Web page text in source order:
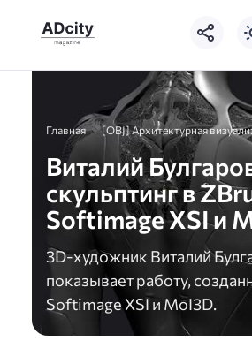
Главная [OBJ] Архитектурная
Виталий
скульптинг в
Softimage XSI и
3D-художник Виталий
показывает работу,
Softimage XSI и MoI3D.